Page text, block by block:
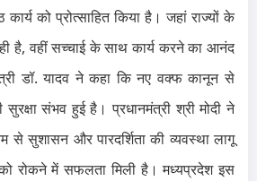
को प्रोत्साहित किया है। जहां राज्यों के
है, वहीं सच्चाई के साथ कार्य करने का आनंद
डॉ. यादव ने कहा कि नए वक्फ कानून से
संभव हुई है। प्रधानमंत्री श्री मोदी ने
सुशासन और पारदर्शिता की व्यवस्था लागू
रोकने में सफलता मिली है। मध्यप्रदेश इस